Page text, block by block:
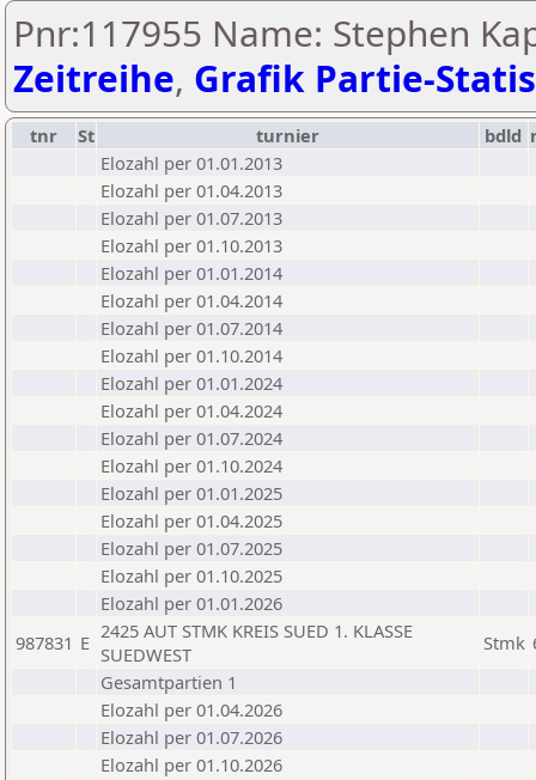
Pnr:117955 Name: Stephen
Zeitreihe, Grafik Partie-
tnr St turnier bdld
Elozahl per 01.01.2013
Elozahl per 01.04.2013
Elozahl per 01.07.2013
Elozahl per 01.10.2013
Elozahl per 01.01.2014
Elozahl per 01.04.2014
Elozahl per 01.07.2014
Elozahl per 01.10.2014
Elozahl per 01.01.2024
Elozahl per 01.04.2024
Elozahl per 01.07.2024
Elozahl per 01.10.2024
Elozahl per 01.01.2025
Elozahl per 01.04.2025
Elozahl per 01.07.2025
Elozahl per 01.10.2025
Elozahl per 01.01.2026
987831 E 2425 AUT STMK KREIS SUED 1. KLASSE
SUEDWEST
Stmk
Gesamtpartien 1
Elozahl per 01.04.2026
Elozahl per 01.07.2026
Elozahl per 01.10.2026